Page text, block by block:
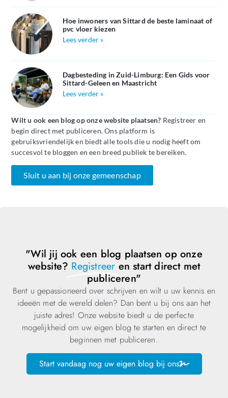
Hoe inwoners van Sittard de beste laminaat of
pvc vloer kiezen
Lees verder »
Dagbesteding in Zuid-Limburg: Een Gids voor
Sittard-Geleen en Maastricht
Lees verder »
Wilt u ook een blog op onze website plaatsen? Registreer en
begin direct met publiceren. Ons platform is
gebruiksvriendelijk en biedt alle tools die u nodig heeft om
succesvol te bloggen en een breed publiek te bereiken.
Sluit u aan bij onze gemeenschap
"Wil jij ook een blog plaatsen op onze
website? Registreer en start direct met
publiceren"
Bent u gepassioneerd over schrijven en wilt u uw kennis en
ideeën met de wereld delen? Dan bent u bij ons aan het
juiste adres! Onze website biedt u de perfecte
mogelijkheid om uw eigen blog te starten en direct te
beginnen met publiceren.
Start vandaag nog uw eigen blog bij ons